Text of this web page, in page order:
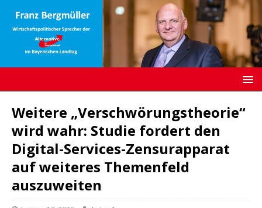
Weitere „Verschwörungstheorie“
wird wahr: Studie fordert den
Digital-Services-Zensurapparat
auf weiteres Themenfeld
auszuweiten